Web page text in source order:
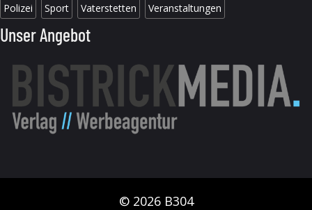
Polizei Sport Vaterstetten Veranstaltungen
Unser Angebot
© 2026 B304